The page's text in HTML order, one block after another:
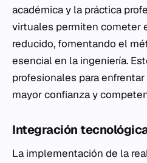
académica y la práctica
virtuales permiten cometer
reducido, fomentando el
esencial en la ingeniería.
profesionales para
mayor confianza y
Integración
La implementación de la